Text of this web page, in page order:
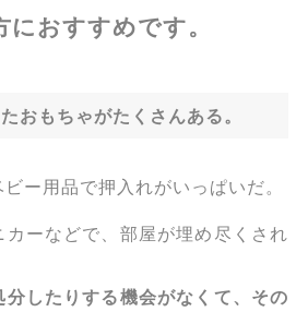
おすすめです。
おもちゃがたくさんある。
ビー用品で押入れがいっぱいだ。
カーなどで、部屋が埋め尽くされ
したりする機会がなくて、その